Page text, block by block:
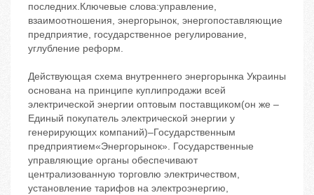
последних.Ключевые слова:управление,
взаимоотношения, энергорынок, энергопоставляющие
предприятие, государственное регулирование,
углубление реформ.
Действующая схема внутреннего энергорынка Украины
основана на принципе куплипродажи всей
электрической энергии оптовым поставщиком(он же –
Единый покупатель электрической энергии у
генерирующих компаний)–Государственным
предприятием«Энергорынок». Государственные
управляющие органы обеспечивают
централизованную торговлю электричеством,
установление тарифов на электроэнергию,